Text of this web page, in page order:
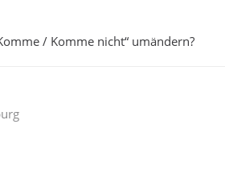
/ Komme nicht“ umändern?